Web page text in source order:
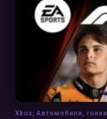
Xbox, Автомобили, гонки